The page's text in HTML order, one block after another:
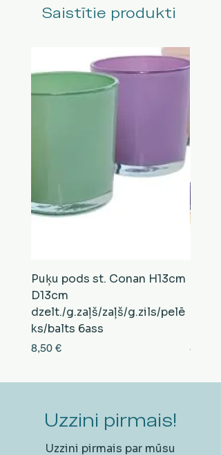
Saistītie produkti
Puķu pods st. Conan H13cm
D13cm
dzelt./g.zaļš/zaļš/g.zils/pelē
ks/balts 6ass
Cena
8,50 € Cena
8,50 €
Uzzini pirmais!
Uzzini pirmais par mūsu